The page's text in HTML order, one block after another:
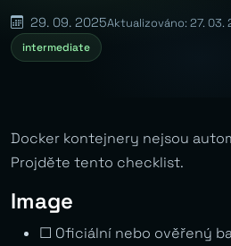
29. 09. 2025Aktualizováno: 27. 03.
intermediate
Docker kontejnery nejsou
Projděte tento checklist.
Image
☐ Oficiální nebo ověřený